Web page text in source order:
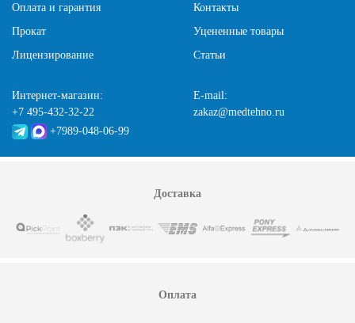
Оплата и гарантия
Прокат
Лицензирование
Контакты
Уцененные товары
Статьи
Интернет-магазин:
+7 495-432-32-22
+7989-048-06-99
E-mail:
zakaz@medtehno.ru
Доставка
Оплата